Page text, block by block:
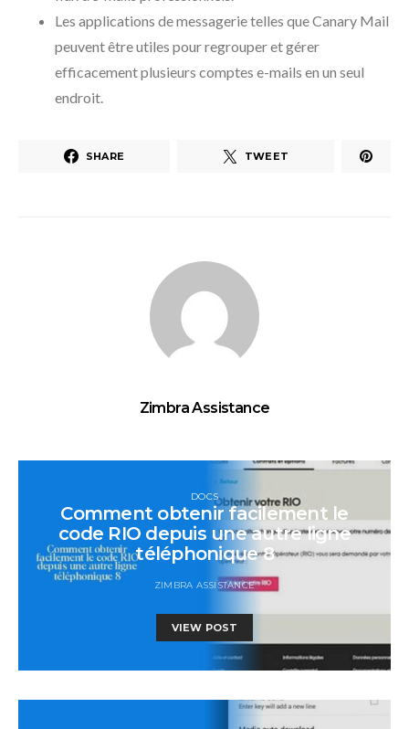
Les applications de messagerie telles que Canary Mail
peuvent être utiles pour regrouper et gérer
efficacement plusieurs comptes e-mails en un seul
endroit.
SHARE TWEET
Zimbra Assistance
DOCS
Comment obtenir facilement le
code RIO depuis une autre ligne
téléphonique 8
ZIMBRA ASSISTANCE
VIEW POST